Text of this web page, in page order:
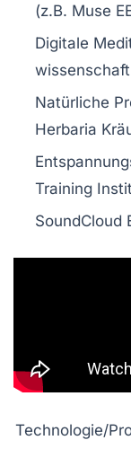
(z.B. Muse
Digitale
Natürliche
Herbaria
Training
SoundCloud
Technologie/